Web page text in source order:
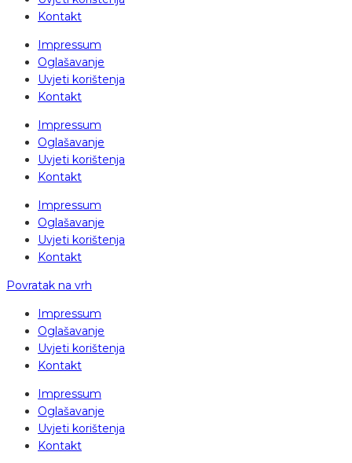
Kontakt
Impressum
Oglašavanje
Uvjeti korištenja
Kontakt
Impressum
Oglašavanje
Uvjeti korištenja
Kontakt
Impressum
Oglašavanje
Uvjeti korištenja
Kontakt
Povratak na vrh
Impressum
Oglašavanje
Uvjeti korištenja
Kontakt
Impressum
Oglašavanje
Uvjeti korištenja
Kontakt